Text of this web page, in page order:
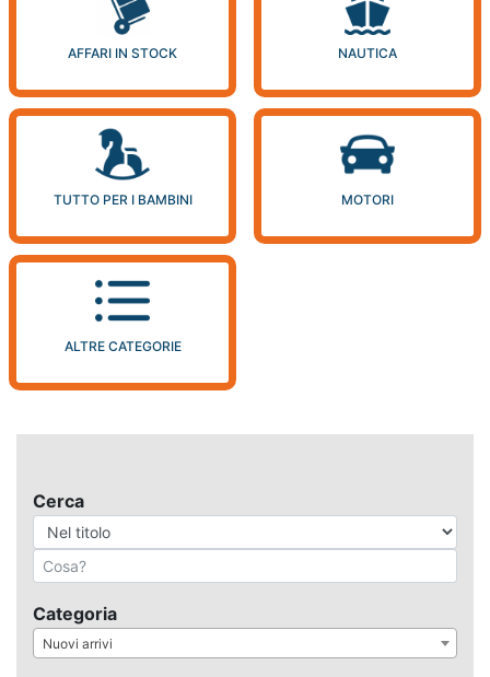
AFFARI IN STOCK NAUTICA
TUTTO PER I BAMBINI MOTORI
ALTRE CATEGORIE
Cerca
Categoria
Nuovi arrivi